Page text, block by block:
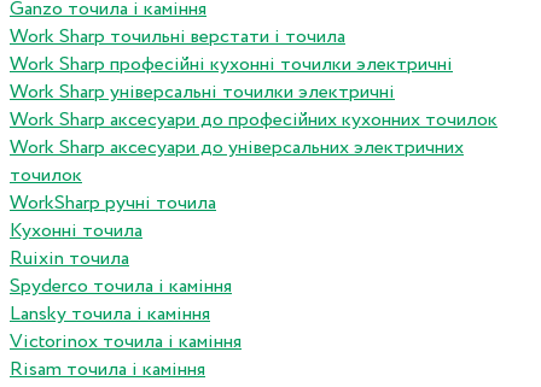
Ganzo точила і каміння
Work Sharp точильні верстати і точила
Work Sharp професiйнi кухоннi точилки электричнi
Work Sharp унiверсальнi точилки электричнi
Work Sharp аксесуари до професiйних кухонних точилок
Work Sharp аксесуари до унiверсальних электричних
точилок
WorkSharp ручні точила
Кухонні точила
Ruixin точила
Spyderco точила і каміння
Lansky точила і каміння
Victorinox точила і каміння
Risam точила і каміння